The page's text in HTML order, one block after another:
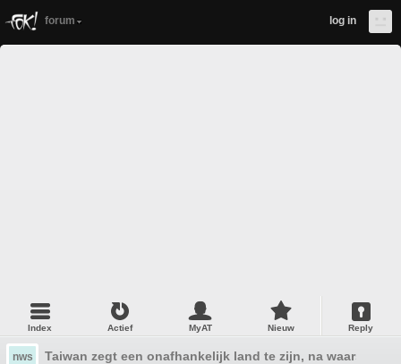
forum log in
Index Actief MyAT Nieuw Reply
nws Taiwan zegt een onafhankelijk land te zijn, na